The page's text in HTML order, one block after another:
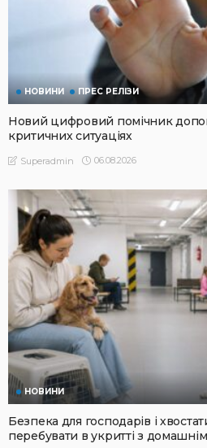
НОВИНИ ПРЕС РЕЛІЗИ
Новий цифровий помічник
критичних ситуаціях
Superadmin 06.08.2026
НОВИНИ
Безпека для господарів і
перебувати в укритті з